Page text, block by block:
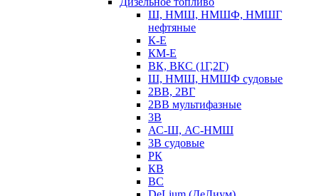
Ш, НМШ, НМШФ, НМШГ
нефтяные
К-Е
КМ-Е
ВК, ВКС (1Г,2Г)
Ш, НМШ, НМШФ судовые
2ВВ, 2ВГ
2ВВ мультифазные
3В
АС-Ш, АС-НМШ
3В судовые
РК
КВ
ВС